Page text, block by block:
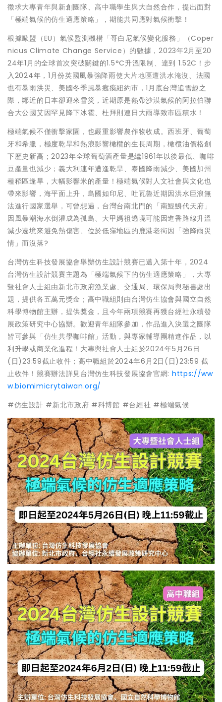
徵求大專青年與新創團隊、高中職學生與大自然合作，提出面對
「極端氣候的仿生適應策略」，期能共同應對氣候衝擊！
根據歐盟（EU）氣候監測機構「哥白尼氣候變化服務」（Coper
nicus Climate Change Service）的數據，2023年2月至20
24年1月的全球首次突破關鍵的1.5°C升溫限制、達到 1.52C！步
入2024年，1月份英國風暴強降雨使大片地區遭洪水淹沒、法國
也有暴雨洪災、美國冬季風暴癱瘓紐約市，1月底台灣追雪趣之
際，鄰近的日本卻迎來雪災，近期原是熱帶沙漠氣候的阿拉伯聯
合大公國艾因罕見降下冰雹、杜拜則連日大雨導致市區積水！
極端氣候不僅衝擊家園，也嚴重影響農作物收成。西班牙、葡萄
牙和希臘，極度乾旱和熱浪影響橄欖的生長周期，橄欖油價格創
下歷史新高；2023年全球葡萄酒產量是繼1961年以後最低、咖啡
豆產量也減少；義大利連年遭逢乾旱、泰國降雨減少、美國加州
種稻區逢旱，大幅影響米的產量！極端氣候對人文社會與文化也
帶來影響，海平面上升，島國如印尼、吐瓦魯近期因洪水巨浪無
法進行國家選舉，可曾想過，台灣台南北門的「南鯤鯓代天府」
因風暴潮海水倒灌成為孤島、大甲媽祖遶境可能因進香路線升溫
減少遶境來避免熱傷害、位於低窪地區的鹿港老街因「強降雨災
情」而沒落?
台灣仿生科技發展協會舉辦仿生設計競賽已邁入第十年，2024
台灣仿生設計競賽主題為「極端氣候下的仿生適應策略」，大專
暨社會人士組由新北市政府漁業處、交通局、環保局與秘書處出
題，提供各五萬元獎金；高中職組則由台灣仿生協會與國立自然
科學博物館主辦，提供獎金，且今年兩項競賽再獲台經社永續發
展政策研究中心協辦。歡迎青年組隊參加，作品進入決選之團隊
皆可參與「仿生共學咖啡館」活動，與專家輔導團精進作品，以
利升學或商業化進程！大專與社會人士組於2024年5月26日
(日)23:59截止收件；高中職組於2024年6月2日(日)23:59 截
止收件！競賽辦法詳見台灣仿生科技發展協會官網: https://ww
w.biomimicrytaiwan.org/
#仿生設計 #新北市政府 #科博館 #台經社 #極端氣候